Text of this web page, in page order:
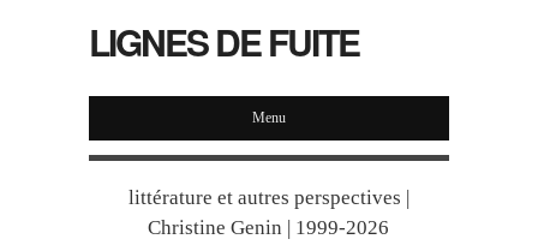
LIGNES DE FUITE
Menu
littérature et autres perspectives |
Christine Genin | 1999-2026